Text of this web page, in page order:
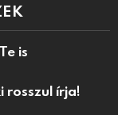
is
rosszul írja!